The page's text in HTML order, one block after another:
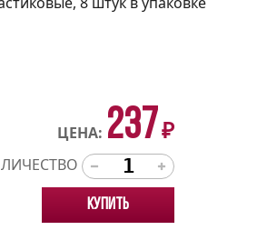
ЦЕНА: 237₽
Купить